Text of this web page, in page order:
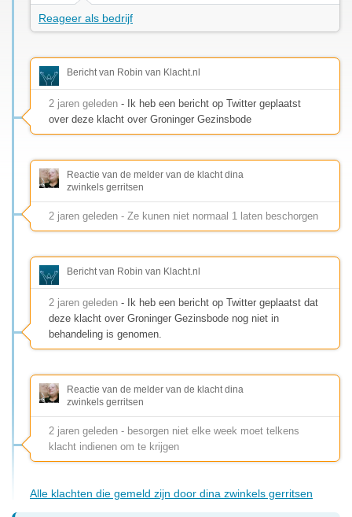
Reageer als bedrijf
Bericht van Robin van Klacht.nl
2 jaren geleden - Ik heb een bericht op Twitter geplaatst
over deze klacht over Groninger Gezinsbode
Reactie van de melder van de klacht dina
zwinkels gerritsen
2 jaren geleden - Ze kunen niet normaal 1 laten beschorgen
Bericht van Robin van Klacht.nl
2 jaren geleden - Ik heb een bericht op Twitter geplaatst dat
deze klacht over Groninger Gezinsbode nog niet in
behandeling is genomen.
Reactie van de melder van de klacht dina
zwinkels gerritsen
2 jaren geleden - besorgen niet elke week moet telkens
klacht indienen om te krijgen
Alle klachten die gemeld zijn door dina zwinkels gerritsen